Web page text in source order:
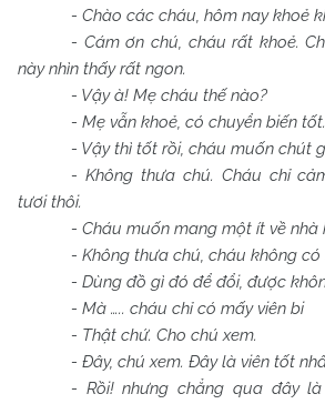
- Chào các cháu, hôm nay khoẻ
- Cám ơn chú, cháu rất khoẻ.
này nhìn thấy rất ngon.
- Vậy à! Mẹ cháu thế nào?
- Mẹ vẫn khoẻ, có chuyển biến tốt.
- Vậy thì tốt rồi, cháu muốn chút
- Không thưa chú. Cháu chỉ
tươi thôi.
- Cháu muốn mang một ít về nhà
- Không thưa chú, cháu không có
- Dùng đồ gì đó để đổi, được
- Mà ….. cháu chỉ có mấy viên bi
- Thật chứ. Cho chú xem.
- Đây, chú xem. Đây là viên tốt
- Rồi! nhưng chẳng qua đây